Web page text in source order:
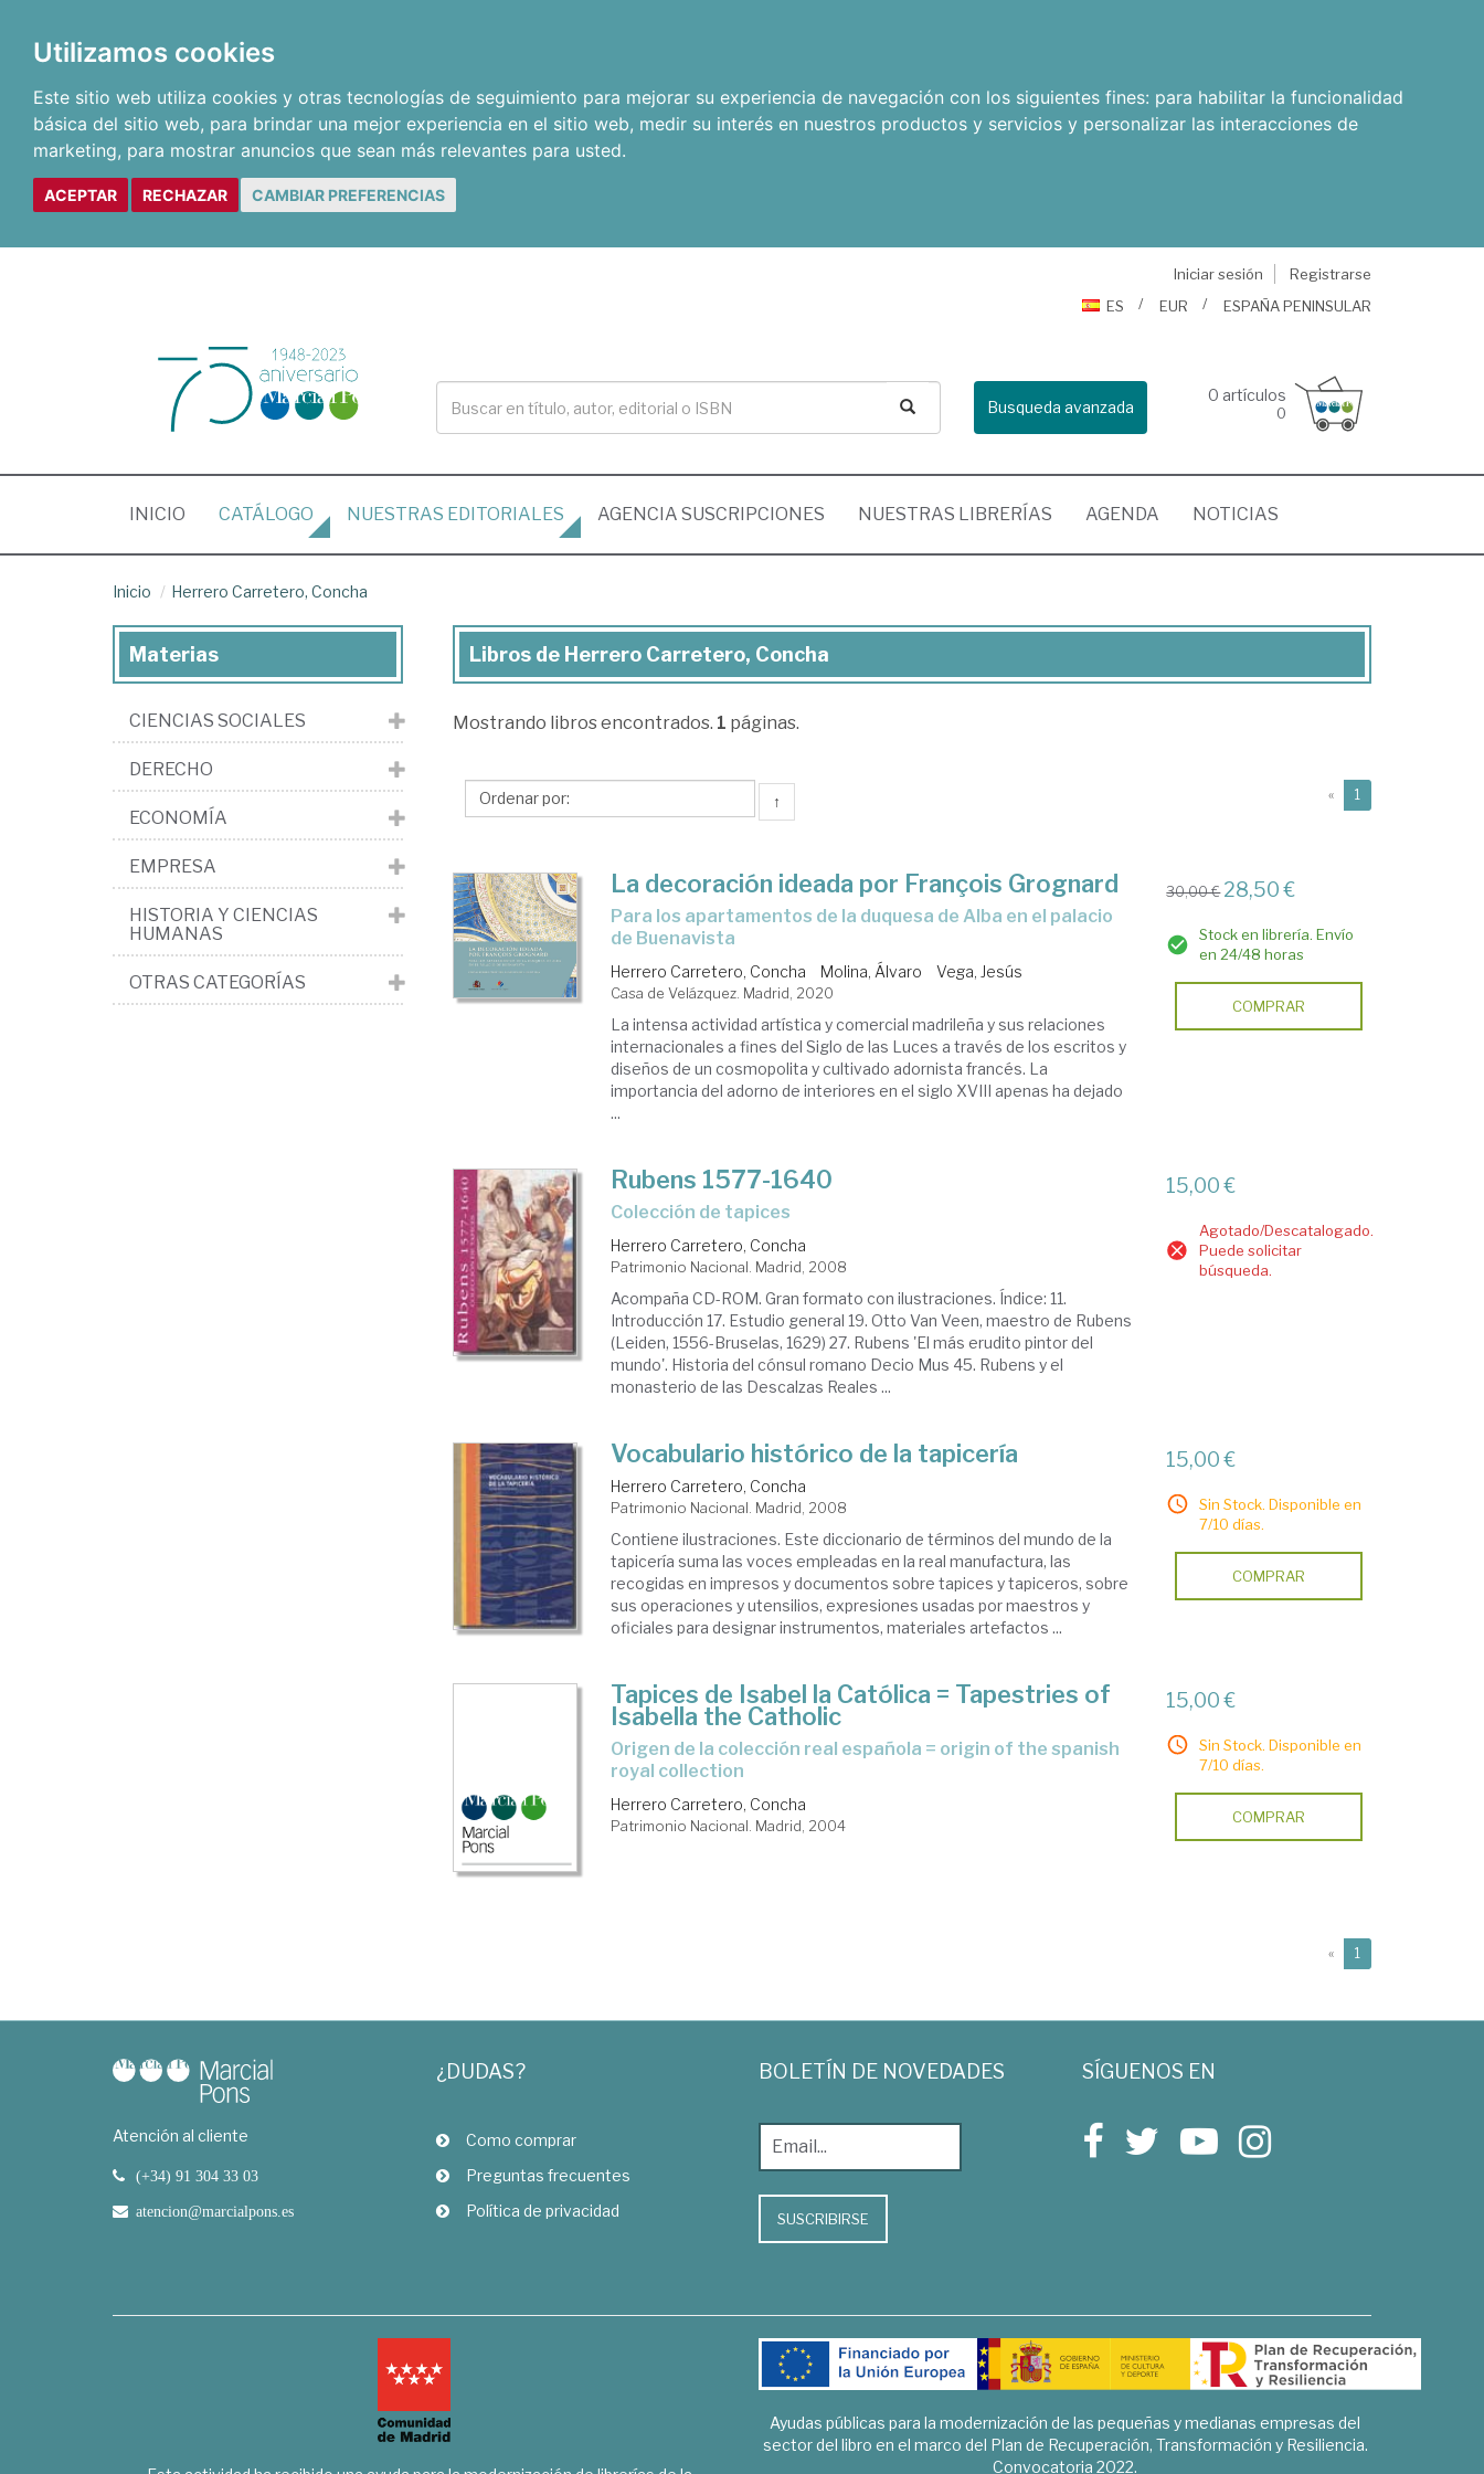
Utilizamos cookies
Este sitio web utiliza cookies y otras tecnologías de seguimiento para mejorar su experiencia de navegación con los siguientes fines: para habilitar la funcionalidad
básica del sitio web, para brindar una mejor experiencia en el sitio web, medir su interés en nuestros productos y servicios y personalizar las interacciones de
marketing, para mostrar anuncios que sean más relevantes para usted.
ACEPTAR RECHAZAR CAMBIAR PREFERENCIAS
Iniciar sesión
Registrarse
ES
EUR ESPAÑA PENINSULAR
Busqueda avanzada
0 artículos
0
INICIO (CURRENT)
CATÁLOGO NUESTRAS EDITORIALES AGENCIA SUSCRIPCIONES NUESTRAS LIBRERÍAS AGENDA NOTICIAS
Inicio Herrero Carretero, Concha
Libros
Herrero
Concha
Libros de Herrero Carretero, Concha
Mostrando libros encontrados. 1 páginas.
↑ « 1
La decoración ideada por François Grognard
para los apartamentos de la duquesa de Alba en el palacio
de Buenavista
Herrero Carretero, Concha Molina, Álvaro Vega, Jesús
Casa de Velázquez. Madrid, 2020
La intensa actividad artística y comercial madrileña y sus relaciones
internacionales a fines del Siglo de las Luces a través de los escritos y
diseños de un cosmopolita y cultivado adornista francés. La
importancia del adorno de interiores en el siglo XVIII apenas ha dejado
...
30,00 € 28,50 €
Stock en librería. Envío
en 24/48 horas
COMPRAR
Rubens 1577-1640
colección de tapices
Herrero Carretero, Concha
Patrimonio Nacional. Madrid, 2008
Acompaña CD-ROM. Gran formato con ilustraciones. Índice: 11.
Introducción 17. Estudio general 19. Otto Van Veen, maestro de Rubens
(Leiden, 1556-Bruselas, 1629) 27. Rubens 'El más erudito pintor del
mundo'. Historia del cónsul romano Decio Mus 45. Rubens y el
monasterio de las Descalzas Reales ...
15,00 €
Agotado/Descatalogado.
Puede solicitar
búsqueda.
Vocabulario histórico de la tapicería
Herrero Carretero, Concha
Patrimonio Nacional. Madrid, 2008
Contiene ilustraciones. Este diccionario de términos del mundo de la
tapicería suma las voces empleadas en la real manufactura, las
recogidas en impresos y documentos sobre tapices y tapiceros, sobre
sus operaciones y utensilios, expresiones usadas por maestros y
oficiales para designar instrumentos, materiales artefactos ...
15,00 €
Sin Stock. Disponible en
7/10 días.
COMPRAR
Tapices de Isabel la Católica = Tapestries of
Isabella the Catholic
origen de la colección real española = origin of the spanish
royal collection
Herrero Carretero, Concha
Patrimonio Nacional. Madrid, 2004
15,00 €
Sin Stock. Disponible en
7/10 días.
COMPRAR
« 1
Materias
CIENCIAS SOCIALES
DERECHO
ECONOMÍA
EMPRESA
HISTORIA Y CIENCIAS
HUMANAS
OTRAS CATEGORÍAS
Atención al cliente
(+34) 91 304 33 03
atencion@marcialpons.es
¿DUDAS?
Como comprar
Preguntas frecuentes
Política de privacidad
BOLETÍN DE NOVEDADES
SUSCRIBIRSE
SÍGUENOS EN
Ayudas públicas para la modernización de las pequeñas y medianas empresas del
sector del libro en el marco del Plan de Recuperación, Transformación y Resiliencia.
Convocatoria 2022.